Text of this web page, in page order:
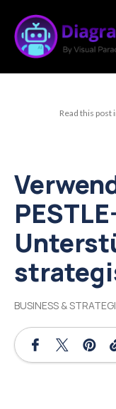
Read this post
BUSINESS &